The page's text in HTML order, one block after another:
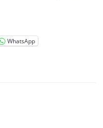
WhatsApp